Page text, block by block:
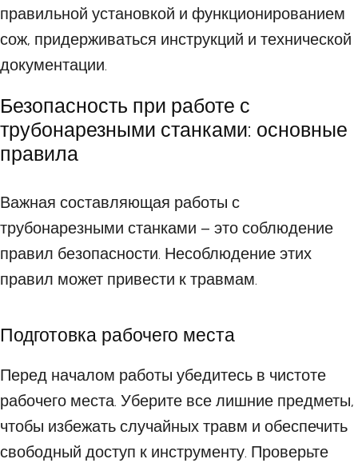
правильной установкой и функционированием
сож, придерживаться инструкций и технической
документации.
Безопасность при работе с
трубонарезными станками: основные
правила
Важная составляющая работы с
трубонарезными станками – это соблюдение
правил безопасности. Несоблюдение этих
правил может привести к травмам.
Подготовка рабочего места
Перед началом работы убедитесь в чистоте
рабочего места. Уберите все лишние предметы,
чтобы избежать случайных травм и обеспечить
свободный доступ к инструменту. Проверьте